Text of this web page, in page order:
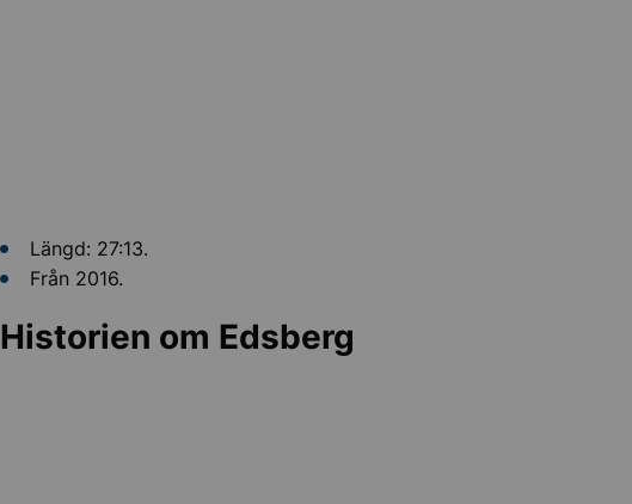
Längd: 27:13.
Från 2016.
Historien om Edsberg